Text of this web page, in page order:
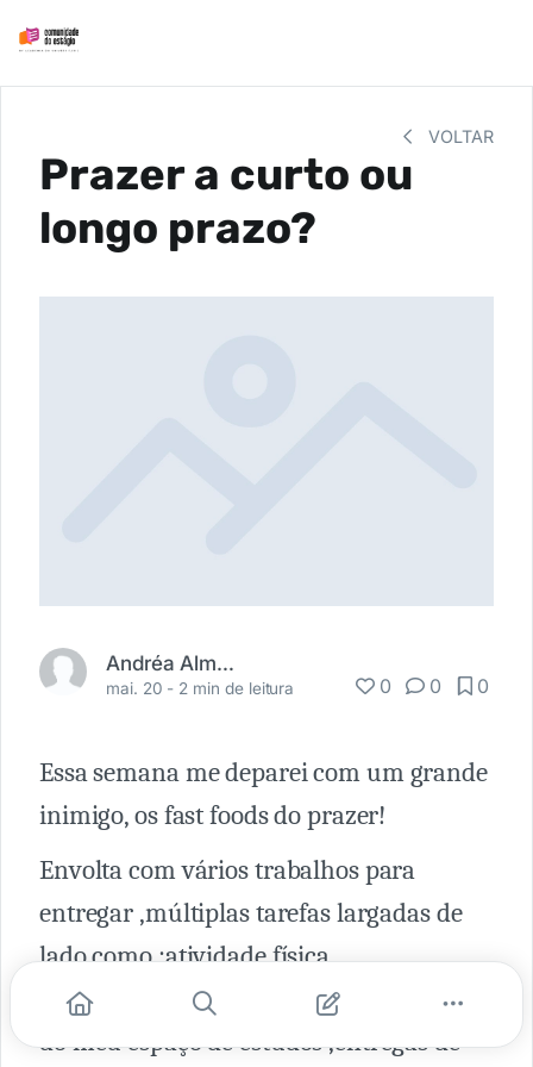
VOLTAR
Prazer a curto ou
longo prazo?
Andréa Almeida
mai. 20 - 2 min de leitura 0 0 0
Essa semana me deparei com um grande
inimigo, os fast foods do prazer!
Envolta com vários trabalhos para
entregar ,múltiplas tarefas largadas de
lado como :atividade física
,aprendizagem de idiomas ,organização
do meu espaço de estudos ,entregas de